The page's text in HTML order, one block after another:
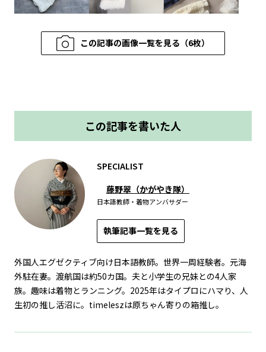
この記事の画像一覧を見る（6枚）
この記事を書いた人
SPECIALIST
藤野翠（かがやき隊）
日本語教師・着物アンバサダー
執筆記事一覧を見る
外国人エグゼクティブ向け日本語教師。世界一周経験者。元海
外駐在妻。渡航国は約50カ国。夫と小学生の兄妹との4人家
族。趣味は着物とランニング。2025年はタイプロにハマり、人
生初の推し活沼に。timeleszは原ちゃん寄りの箱推し。